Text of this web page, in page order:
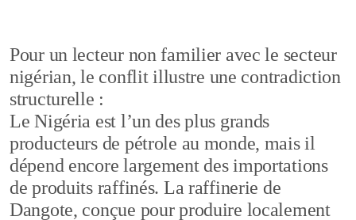
Pour un lecteur non familier avec le secteur
nigérian, le conflit illustre une contradiction
structurelle :
Le Nigéria est l’un des plus grands
producteurs de pétrole au monde, mais il
dépend encore largement des importations
de produits raffinés. La raffinerie de
Dangote, conçue pour produire localement